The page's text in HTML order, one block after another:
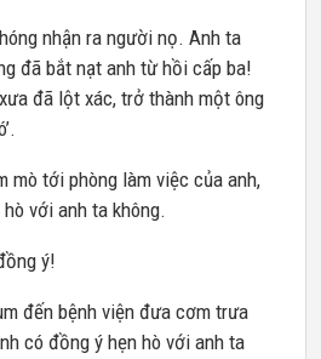
nhận ra người nọ. Anh ta
đã bắt nạt anh từ hồi cấp ba!
đã lột xác, trở thành một ông
mò tới phòng làm việc của anh,
với anh ta không.
ý!
đến bệnh viện đưa cơm trưa
có đồng ý hẹn hò với anh ta